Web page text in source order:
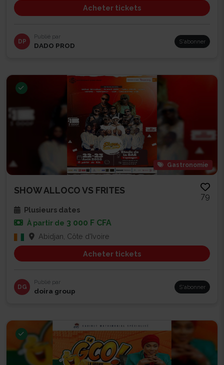
Acheter tickets
DP
Publié par
DADO PROD S'abonner
Gastronomie
SHOW ALLOCO VS FRITES
79
Plusieurs dates
À partir de 3 000 F CFA
Abidjan, Côte d'Ivoire
Acheter tickets
DG
Publié par
doira group S'abonner